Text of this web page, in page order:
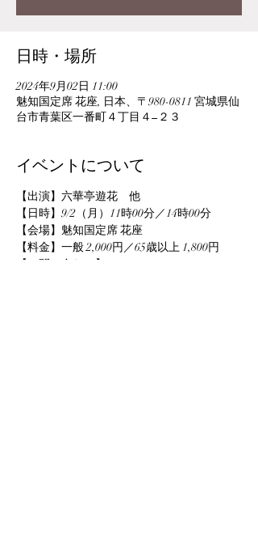
日時・場所
2024年9月02日 11:00
魅知国定席 花座, 日本、〒980-0811 宮城県仙
台市青葉区一番町４丁目４−２３
イベントについて
【出演】六華亭遊花　他
【日時】9/2（月）11時00分／14時00分
【会場】魅知国定席 花座
【料金】一般 2,000円／65歳以上 1,800円
【お問い合わせ】